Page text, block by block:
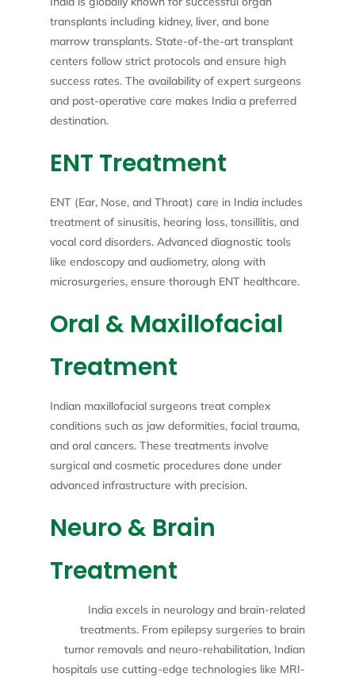
transplants including kidney, liver, and bone
marrow transplants. State-of-the-art transplant
centers follow strict protocols and ensure high
success rates. The availability of expert surgeons
and post-operative care makes India a preferred
destination.
ENT Treatment
ENT (Ear, Nose, and Throat) care in India includes
treatment of sinusitis, hearing loss, tonsillitis, and
vocal cord disorders. Advanced diagnostic tools
like endoscopy and audiometry, along with
microsurgeries, ensure thorough ENT healthcare.
Oral & Maxillofacial
Treatment
Indian maxillofacial surgeons treat complex
conditions such as jaw deformities, facial trauma,
and oral cancers. These treatments involve
surgical and cosmetic procedures done under
advanced infrastructure with precision.
Neuro & Brain
Treatment
India excels in neurology and brain-related
treatments. From epilepsy surgeries to brain
tumor removals and neuro-rehabilitation, Indian
hospitals use cutting-edge technologies like MRI-